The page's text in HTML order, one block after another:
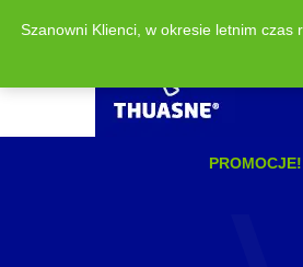
PROMOCJE!
Szanowni Klienci, w okresie letnim czas